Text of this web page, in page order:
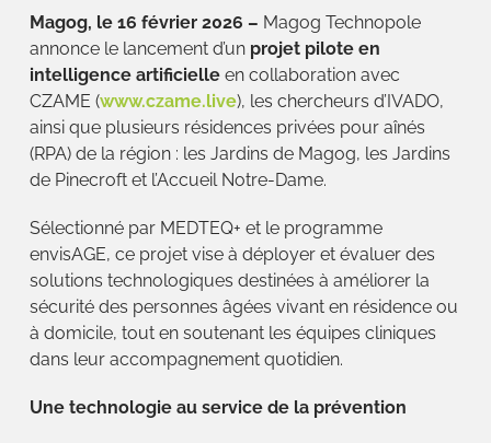
Magog, le 16 février 2026 – Magog Technopole
annonce le lancement d’un projet pilote en
intelligence artificielleen collaboration avec
CZAME (www.czame.live), les chercheurs d’IVADO,
ainsi que plusieurs résidences privées pour aînés
(RPA) de la région : les Jardins de Magog, les Jardins
de Pinecroft et l’Accueil Notre-Dame.
Sélectionné par MEDTEQ+ et le programme
envisAGE, ce projet vise à déployer et évaluer des
solutions technologiques destinées à améliorer la
sécurité des personnes âgées vivant en résidence ou
à domicile, tout en soutenant les équipes cliniques
dans leur accompagnement quotidien.
Une technologie au service de la prévention